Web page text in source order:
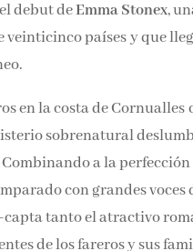
debut deEmma Stonex,
veinticinco países y que
en la costa de Cornualles
sobrenatural
a la
con grandes
tanto el atractivo
de los fareros y sus